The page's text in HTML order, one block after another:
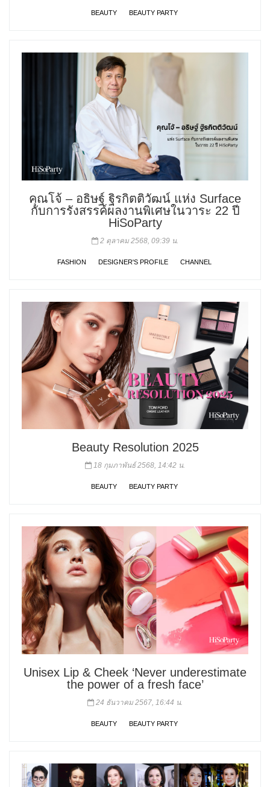
BEAUTY BEAUTY PARTY
คุณโจ้ – อธิษฐ์ ฐิรกิตติวัฒน์ แห่ง Surface
กับการรังสรรค์ผลงานพิเศษในวาระ 22 ปี
HiSoParty
2 ตุลาคม 2568, 09:39 น.
FASHION DESIGNER'S PROFILE CHANNEL
Beauty Resolution 2025
18 กุมภาพันธ์ 2568, 14:42 น.
BEAUTY BEAUTY PARTY
Unisex Lip & Cheek ‘Never underestimate
the power of a fresh face’
24 ธันวาคม 2567, 16:44 น.
BEAUTY BEAUTY PARTY